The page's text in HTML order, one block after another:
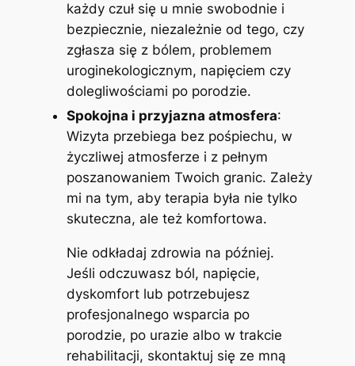
każdy czuł się u mnie swobodnie i
bezpiecznie, niezależnie od tego, czy
zgłasza się z bólem, problemem
uroginekologicznym, napięciem czy
dolegliwościami po porodzie.
Spokojna i przyjazna atmosfera:
Wizyta przebiega bez pośpiechu, w
życzliwej atmosferze i z pełnym
poszanowaniem Twoich granic. Zależy
mi na tym, aby terapia była nie tylko
skuteczna, ale też komfortowa.
Nie odkładaj zdrowia na później.
Jeśli odczuwasz ból, napięcie,
dyskomfort lub potrzebujesz
profesjonalnego wsparcia po
porodzie, po urazie albo w trakcie
rehabilitacji, skontaktuj się ze mną